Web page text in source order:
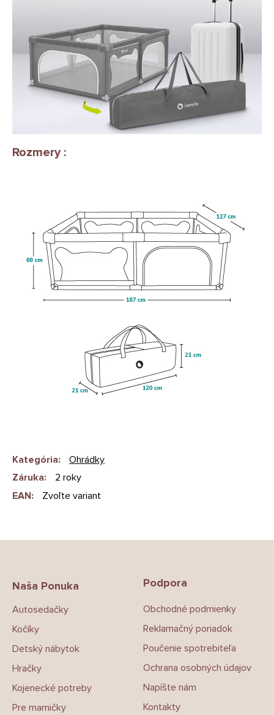
Rozmery :
Kategória:
Ohrádky
Záruka:
2 roky
EAN: Zvoľte variant
Naša Ponuka
Autosedačky
Kočíky
Detský nábytok
Hračky
Kojenecké potreby
Pre mamičky
Podpora
Obchodné podmienky
Reklamačný poriadok
Poučenie spotrebiteľa
Ochrana osobných údajov
Napíšte nám
Kontakty